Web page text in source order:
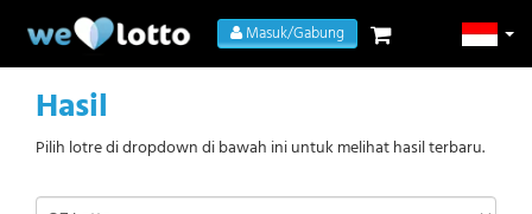
Masuk/Gabung
Hasil
Pilih lotre di dropdown di bawah ini untuk melihat hasil terbaru.